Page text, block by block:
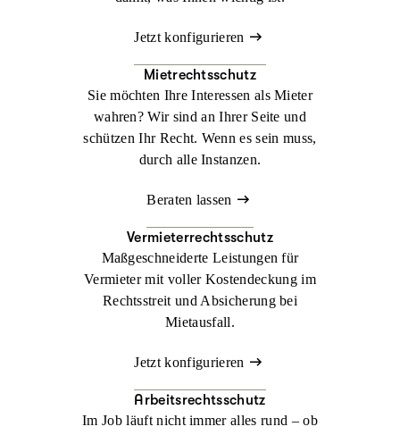
Jetzt konfigurieren
Mietrechtsschutz
Sie möchten Ihre Interessen als Mieter
wahren? Wir sind an Ihrer Seite und
schützen Ihr Recht. Wenn es sein muss,
durch alle Instanzen.
Beraten lassen
Vermieterrechtsschutz
Maßgeschneiderte Leistungen für
Vermieter mit voller Kostendeckung im
Rechtsstreit und Absicherung bei
Mietausfall.
Jetzt konfigurieren
Arbeitsrechtsschutz
Im Job läuft nicht immer alles rund – ob